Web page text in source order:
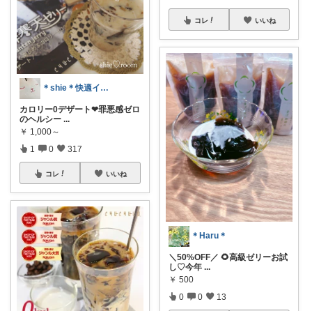
＊shie＊快適インテリア＆雑貨グッズ
カロリー0デザート❤︎罪悪感ゼロ
のヘルシー ...
￥ 1,000～
1 0 317
コレ いいね
コレ いいね
＊Haru＊
＼50%OFF／ 🌻高級ゼリーお試
し♡今年 ...
￥ 500
0 0 13